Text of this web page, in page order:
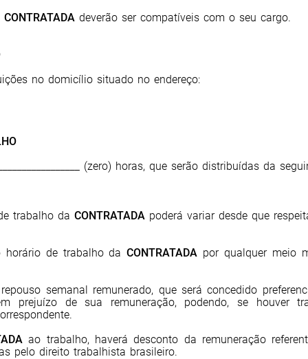
CONTRATADA deverão ser compatíveis com o seu cargo.
no domicílio situado no endereço:
(zero) horas, que serão distribuídas da
trabalho da CONTRATADA poderá variar desde que
de trabalho daCONTRATADA por qualquer meio
semanal remunerado, que será concedido
prejuízo de sua remuneração, podendo, se houver
ao trabalho, haverá desconto da remuneração
pelo direito trabalhista brasileiro.